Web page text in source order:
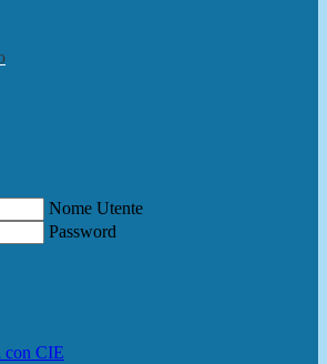
Nome Utente
Password
con CIE